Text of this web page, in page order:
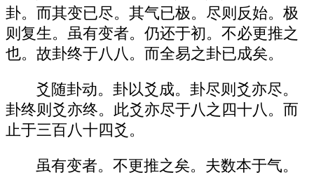
卦。而其变已尽。其气已极。尽则反始。极
则复生。虽有变者。仍还于初。不必更推之
也。故卦终于八八。而全易之卦已成矣。
爻随卦动。卦以爻成。卦尽则爻亦尽。
卦终则爻亦终。此爻亦尽于八之四十八。而
止于三百八十四爻。
虽有变者。不更推之矣。夫数本于气。